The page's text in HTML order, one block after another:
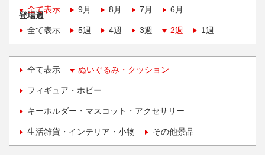
全て表示
9月 8月 7月 6月
登場週
全て表示
5週 4週 3週 2週 1週
全て表示 ぬいぐるみ・クッション
フィギュア・ホビー
キーホルダー・マスコット・アクセサリー
生活雑貨・インテリア・小物 その他景品